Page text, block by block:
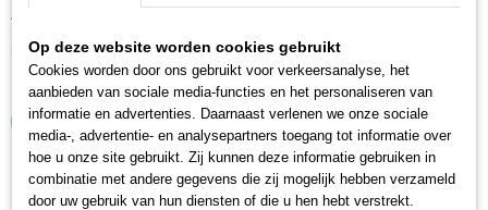
Aantal
IN WINKELWAGEN
Specificaties
Op deze website worden cookies gebruikt
Cookies worden door ons gebruikt voor verkeersanalyse, het
aanbieden van sociale media-functies en het personaliseren van
informatie en advertenties. Daarnaast verlenen we onze sociale
media-, advertentie- en analysepartners toegang tot informatie over
hoe u onze site gebruikt. Zij kunnen deze informatie gebruiken in
combinatie met andere gegevens die zij mogelijk hebben verzameld
door uw gebruik van hun diensten of die u hen hebt verstrekt.